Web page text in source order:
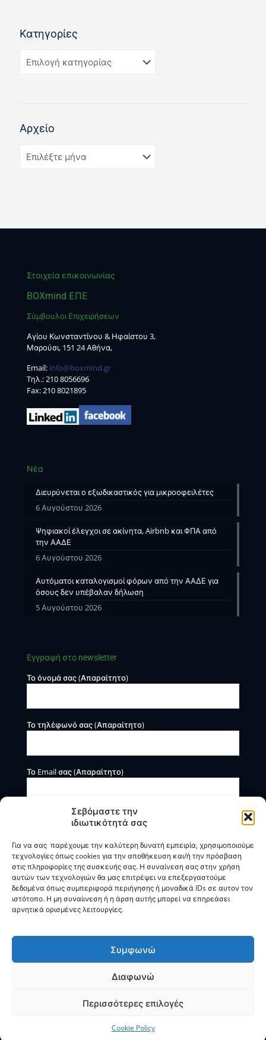
Σεβόμαστε την
ιδιωτικότητά σας
Για να σας παρέχουμε την καλύτερη δυνατή εμπειρία, χρησιμοποιούμε
τεχνολογίες όπως cookies για την αποθήκευση και/ή την πρόσβαση
στις πληροφορίες της συσκευής σας. Η συναίνεση σας στην χρήση
αυτών των τεχνολογιών θα μας επιτρέψει να επεξεργαστούμε
δεδομένα όπως συμπεριφορά περιήγησης ή μοναδικά IDs σε αυτον τον
ιστότοπο. Η μη συναίινεση ή η άρση αυτής μπορεί να επηρεάσει
αρνητικά ορισμένες λειτουργίες.
Συμφωνώ
Διαφωνώ
Περισσότερες επιλογές
Cookie Policy
Κατηγορίες
Αρχείο
Στοιχεία επικοινωνίας
BOXmind ΕΠΕ
Σύμβουλοι Επιχειρήσεων
Αγίου Κωνσταντίνου & Ηφαίστου 3,
Μαρούσι, 151 24 Αθήνα,
Email: info@boxmind.gr
Tηλ.:210 8056696
Fax: 210 8021895
Νέα
Διευρύνεται ο εξωδικαστικός για μικροοφειλέτες
6 Αυγούστου 2026
Ψηφιακοί έλεγχοι σε ακίνητα, Airbnb και ΦΠΑ από
την ΑΑΔΕ
6 Αυγούστου 2026
Αυτόματοι καταλογισμοί φόρων από την ΑΑΔΕ για
όσους δεν υπέβαλαν δήλωση
5 Αυγούστου 2026
Εγγραφή στο newsletter
Το όνομά σας (Απαραίτητο)
Το τηλέφωνό σας (Απαραίτητο)
Το Email σας (Απαραίτητο)
Η BOXmind παρέχει πληροφοριακές και συμβουλευτικές
υπηρεσίες. Δεν προσφέρει υπηρεσίες ρύθμισης ή
διαγραφής οφειλών.
byVNG